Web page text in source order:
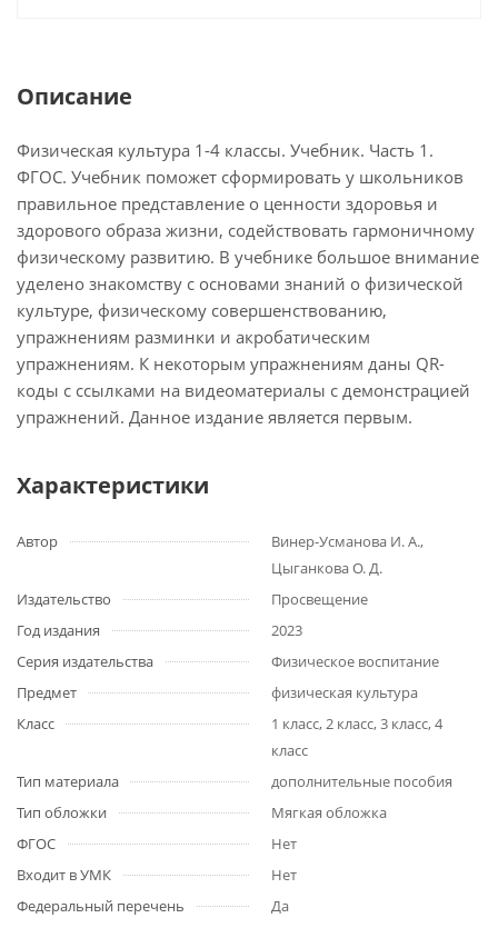
Описание
Физическая культура 1-4 классы. Учебник. Часть 1.
ФГОС. Учебник поможет сформировать у школьников
правильное представление о ценности здоровья и
здорового образа жизни, содействовать гармоничному
физическому развитию. В учебнике большое внимание
уделено знакомству с основами знаний о физической
культуре, физическому совершенствованию,
упражнениям разминки и акробатическим
упражнениям. К некоторым упражнениям даны QR-
коды с ссылками на видеоматериалы с демонстрацией
упражнений. Данное издание является первым.
Характеристики
Автор
Винер-Усманова И. А.,
Цыганкова О. Д.
Издательство
Просвещение
Год издания
2023
Серия издательства
Физическое воспитание
Предмет
физическая культура
Класс
1 класс, 2 класс, 3 класс, 4
класс
Тип материала
дополнительные пособия
Тип обложки
Мягкая обложка
ФГОС
Нет
Входит в УМК
Нет
Федеральный перечень
Да